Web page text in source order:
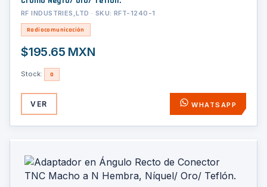
RF INDUSTRIES,LTD · SKU: RFT-1240-1
Radiocomunicación
$195.65 MXN
Stock: 0
VER WHATSAPP